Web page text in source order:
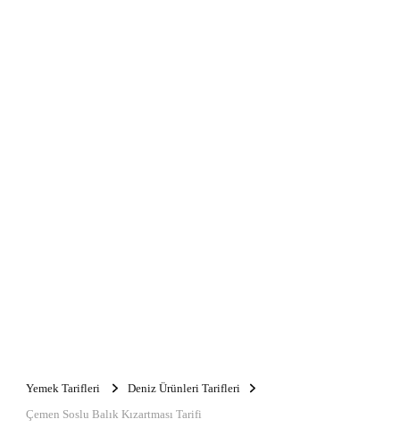
Yemek Tarifleri
Deniz Ürünleri Tarifleri
Çemen Soslu Balık Kızartması Tarifi